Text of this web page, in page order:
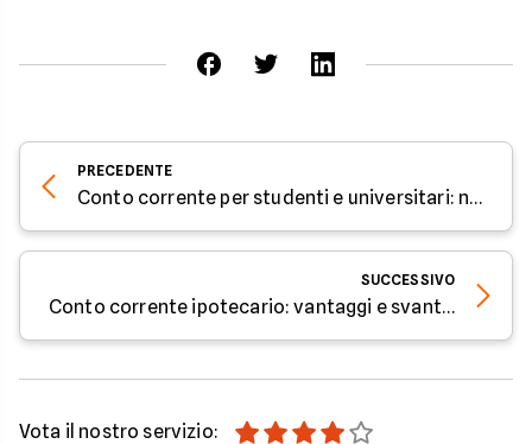
PRECEDENTE
Conto corrente per studenti e universitari: news e informazioni
SUCCESSIVO
Conto corrente ipotecario: vantaggi e svantaggi
Vota il nostro servizio: